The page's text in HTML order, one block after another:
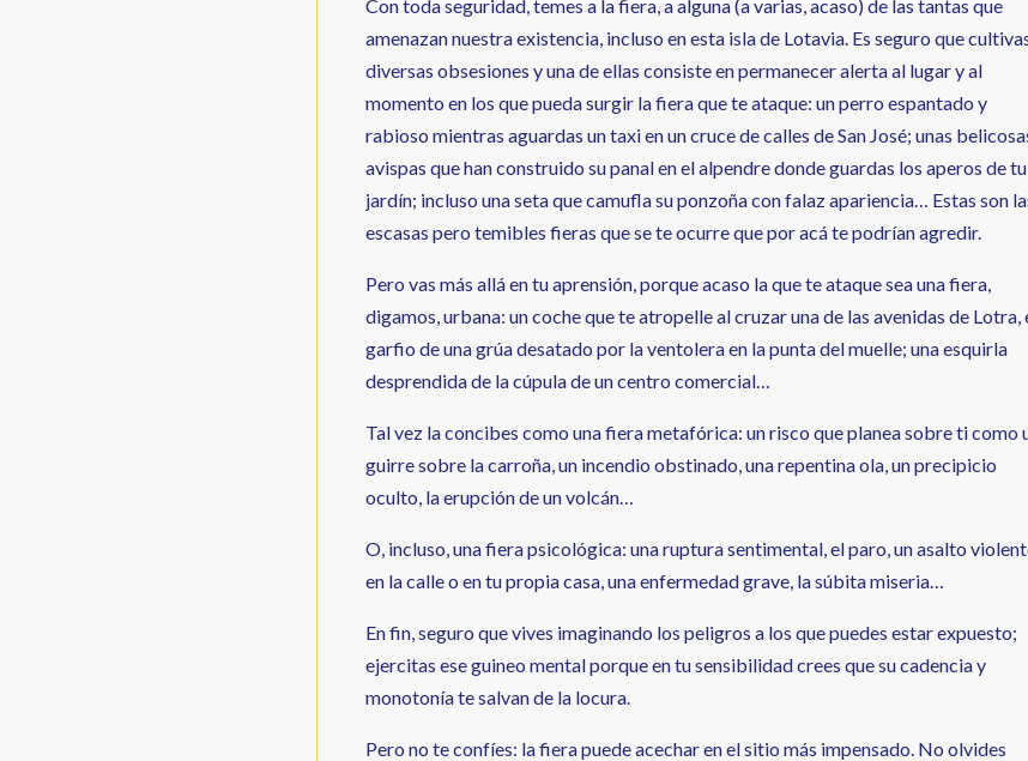
Con toda seguridad, temes a la fiera, a alguna (a varias, acaso) de las tantas que
amenazan nuestra existencia, incluso en esta isla de Lotavia. Es seguro que
diversas obsesiones y una de ellas consiste en permanecer alerta al lugar y al
momento en los que pueda surgir la fiera que te ataque: un perro espantado y
rabioso mientras aguardas un taxi en un cruce de calles de San José; unas
avispas que han construido su panal en el alpendre donde guardas los aperos de tu
jardín; incluso una seta que camufla su ponzoña con falaz apariencia… Estas son
escasas pero temibles fieras que se te ocurre que por acá te podrían agredir.
Pero vas más allá en tu aprensión, porque acaso la que te ataque sea una fiera,
digamos, urbana: un coche que te atropelle al cruzar una de las avenidas de Lotra,
garfio de una grúa desatado por la ventolera en la punta del muelle; una esquirla
desprendida de la cúpula de un centro comercial…
Tal vez la concibes como una fiera metafórica: un risco que planea sobre ti como
guirre sobre la carroña, un incendio obstinado, una repentina ola, un precipicio
oculto, la erupción de un volcán…
O, incluso, una fiera psicológica: una ruptura sentimental, el paro, un asalto
en la calle o en tu propia casa, una enfermedad grave, la súbita miseria…
En fin, seguro que vives imaginando los peligros a los que puedes estar expuesto;
ejercitas ese guineo mental porque en tu sensibilidad crees que su cadencia y
monotonía te salvan de la locura.
Pero no te confíes: la fiera puede acechar en el sitio más impensado. No olvides